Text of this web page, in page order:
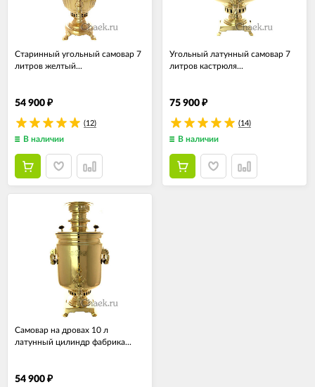
Старинный угольный самовар 7
литров желтый...
54 900 ₽
(12)
В наличии
Угольный латунный самовар 7
литров кастрюля...
75 900₽
(14)
В наличии
Самовар на дровах 10 л
латунный цилиндр фабрика...
54 900 ₽